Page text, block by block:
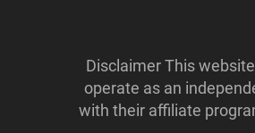
Disclaimer This
operate as an
with their affiliate